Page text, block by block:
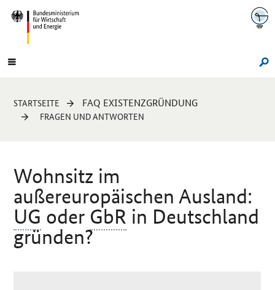
Navigation
Hauptmenü
Sie
sind
STARTSEITE FAQ EXISTENZGRÜNDUNG
FRAGEN UND ANTWORTEN
Wohnsitz im
außereuropäischen Ausland:
UG oder GbR in Deutschland
gründen?